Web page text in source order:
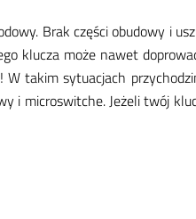
Brak czę­ści obu­do­wy i
klu­cza mo­że na­wet
W ta­kim sy­tu­acjach
i mi­cro­swit­che. Je­że­li twój